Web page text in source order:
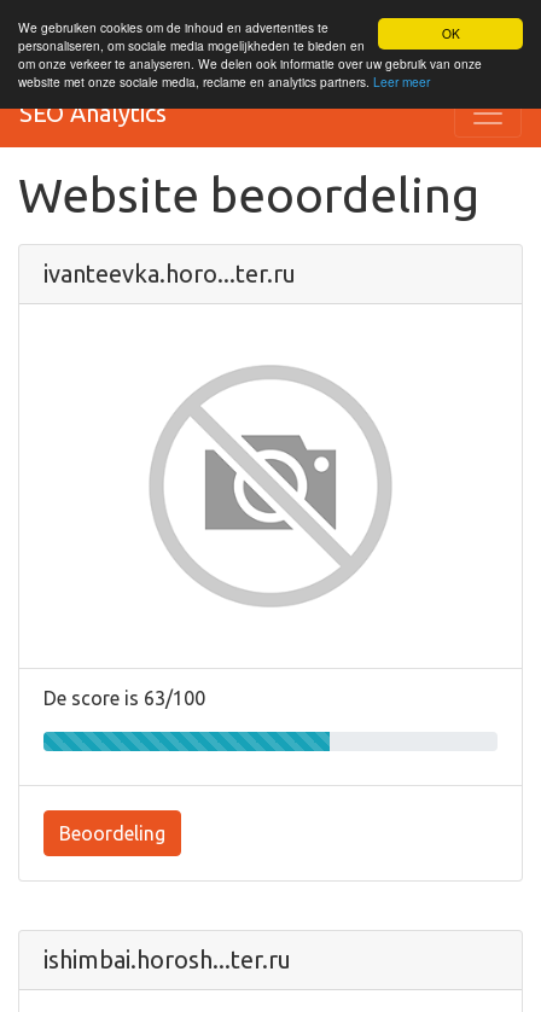
OK
We gebruiken cookies om de inhoud en advertenties te
personaliseren, om sociale media mogelijkheden te bieden en
om onze verkeer te analyseren. We delen ook informatie over uw gebruik van onze
website met onze sociale media, reclame en analytics partners. Leer meer
SEO Analytics
Website beoordeling
ivanteevka.horo...ter.ru
De score is 63/100
Beoordeling
ishimbai.horosh...ter.ru